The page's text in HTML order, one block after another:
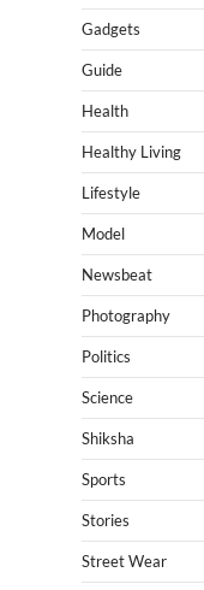
Gadgets
Guide
Health
Healthy Living
Lifestyle
Model
Newsbeat
Photography
Politics
Science
Shiksha
Sports
Stories
Street Wear